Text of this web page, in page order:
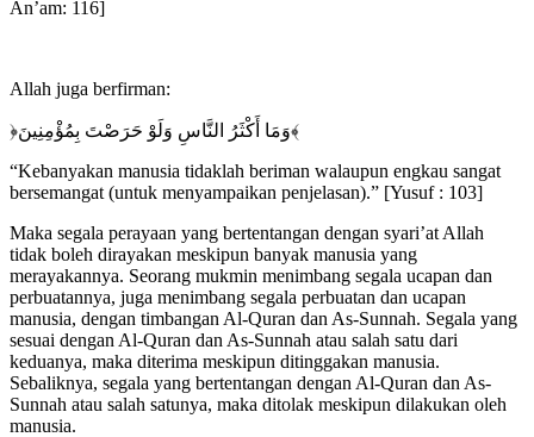
An’am: 116]
Allah juga berfirman:
﴿وَمَا أَكْثَرُ النَّاسِ وَلَوْ حَرَصْتَ بِمُؤْمِنِينَ﴾
“Kebanyakan manusia tidaklah beriman walaupun engkau sangat
bersemangat (untuk menyampaikan penjelasan).” [Yusuf : 103]
Maka segala perayaan yang bertentangan dengan syari’at Allah
tidak boleh dirayakan meskipun banyak manusia yang
merayakannya. Seorang mukmin menimbang segala ucapan dan
perbuatannya, juga menimbang segala perbuatan dan ucapan
manusia, dengan timbangan Al-Quran dan As-Sunnah. Segala yang
sesuai dengan Al-Quran dan As-Sunnah atau salah satu dari
keduanya, maka diterima meskipun ditinggakan manusia.
Sebaliknya, segala yang bertentangan dengan Al-Quran dan As-
Sunnah atau salah satunya, maka ditolak meskipun dilakukan oleh
manusia.